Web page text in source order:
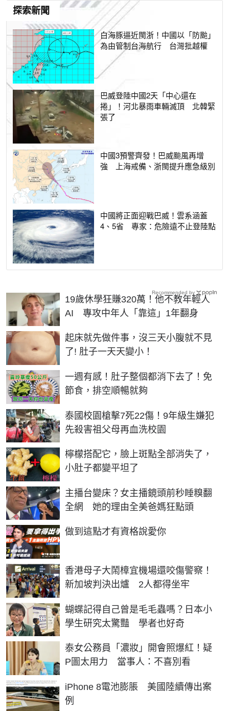
探索新聞
白海豚逼近閩浙！中國以「防颱」
為由管制台海航行 台灣批越權
巴威登陸中國2天「中心還在
捲」！河北暴雨車輛滅頂 北韓緊
張了
中國3預警齊發！巴威颱風再增
強 上海戒備、浙閩提升應急級別
中國將正面迎戰巴威！雲系涵蓋
4、5省 專家：危險遠不止登陸點
19歲休學狂賺320萬！他不教年輕人
AI 專攻中年人「靠這」1年翻身
起床就先做件事，沒三天小腹就不見
了! 肚子一天天變小！
PR
一週有感！肚子整個都消下去了！免
節食，排空順暢就夠
PR
泰國校園槍擊7死22傷！9年級生嫌犯
先殺害祖父母再血洗校園
檸檬搭配它，臉上斑點全部消失了，
小肚子都變平坦了
PR
主播台變床？女主播鏡頭前秒睡糗翻
全網 她的理由全美爸媽狂點頭
做到這點才有資格說愛你
PR
香港母子大鬧樟宜機場還咬傷警察！
新加坡判決出爐 2人都得坐牢
蝴蝶記得自己曾是毛毛蟲嗎？日本小
學生研究太驚豔 學者也好奇
泰女公務員「濃妝」開會照爆紅！疑
P圖太用力 當事人：不喜別看
iPhone 8電池膨脹 美國陸續傳出案
例
Recommended by